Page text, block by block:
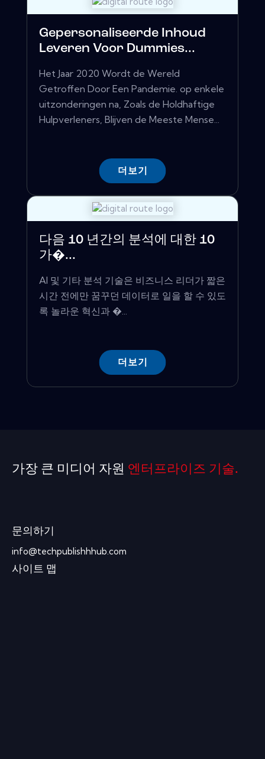
Gepersonaliseerde Inhoud
Leveren Voor Dummies...
Het Jaar 2020 Wordt de Wereld
Getroffen Door Een Pandemie. op enkele
uitzonderingen na, Zoals de Holdhaftige
Hulpverleners, Blijven de Meeste Mense...
더보기
다음 10 년간의 분석에 대한 10
가�...
AI 및 기타 분석 기술은 비즈니스 리더가 짧은
시간 전에만 꿈꾸던 데이터로 일을 할 수 있도
록 놀라운 혁신과 �...
더보기
가장 큰 미디어 자원 엔터프라이즈 기술.
문의하기
info@techpublishhhub.com
사이트 맵